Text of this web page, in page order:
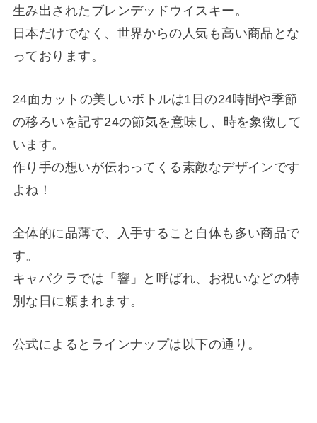
生み出されたブレンデッドウイスキー。
日本だけでなく、世界からの人気も高い商品とな
っております。
24面カットの美しいボトルは1日の24時間や季節
の移ろいを記す24の節気を意味し、時を象徴して
います。
作り手の想いが伝わってくる素敵なデザインです
よね！
全体的に品薄で、入手すること自体も多い商品で
す。
キャバクラでは「響」と呼ばれ、お祝いなどの特
別な日に頼まれます。
公式によるとラインナップは以下の通り。